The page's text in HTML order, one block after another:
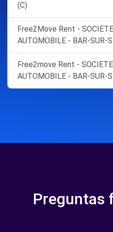
(C)
Free2Move Rent -
AUTOMOBILE - BAR-SUR-
Free2move Rent -
AUTOMOBILE - BAR-SUR-
Preguntas